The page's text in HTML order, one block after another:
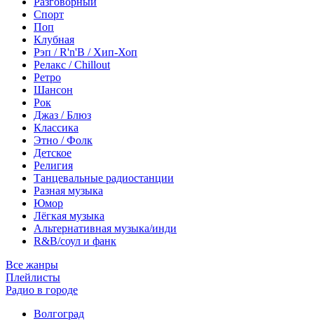
Спорт
Поп
Клубная
Рэп / R'n'B / Хип-Хоп
Релакс / Chillout
Ретро
Шансон
Рок
Джаз / Блюз
Классика
Этно / Фолк
Детское
Религия
Танцевальные радиостанции
Разная музыка
Юмор
Лёгкая музыка
Альтернативная музыка/инди
R&B/cоул и фанк
Все жанры
Плейлисты
Радио в городе
Волгоград